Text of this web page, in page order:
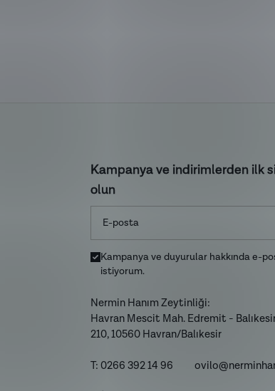
Kampanya ve indirimlerden ilk
olun
Kampanya ve duyurular hakkında e-
istiyorum.
Nermin Hanım Zeytinliği:
Havran Mescit Mah. Edremit -
210, 10560 Havran/Balıkesir
T: 0266 392 14 96